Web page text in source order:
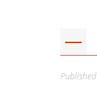
Published